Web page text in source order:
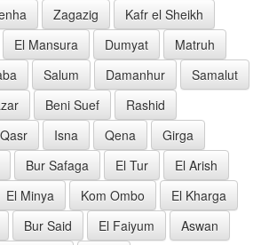
Zagazig
Kafr el Sheikh
El Mansura Dumyat
Matruh
Salum Damanhur
Samalut
Beni Suef
Rashid
Isna Qena
Girga
Bur Safaga El Tur
El Arish
El Minya Kom Ombo
El Kharga
Bur Said El Faiyum
Aswan